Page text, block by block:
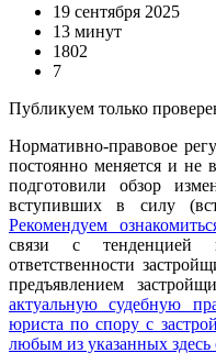
19 сентября 2025
13 минут
1802
7
Публикуем только
Нормативно-правовое
постоянно меняется и
подготовили обзор
вступивших в силу
Рекомендуем
связи с тенденцией
ответственности
предъявлением
актуальную судебную
юриста по спору с
любым из указанных здесь